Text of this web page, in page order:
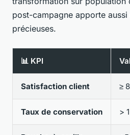
post-campagne apporte aussi
précieuses.
📊 KPI
Satisfaction client ≥
Taux de conservation >